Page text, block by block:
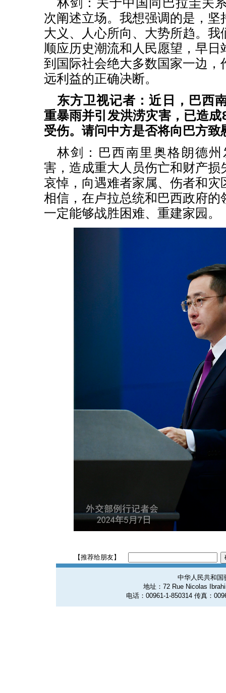
林剑：关于中国同巴拉圭关
次阐述立场。我想强调的是，坚
大义、人心所向、大势所趋。我
顺应历史潮流和人民愿望，早
到国际社会绝大多数国家一边，
远利益的正确决断。
东方卫视记者：近日，巴西
重暴雨并引发洪涝灾害，已造
受伤。请问中方是否将向巴方致
林剑：巴西南里奥格朗德
害，造成重大人员伤亡和财产损
哀悼，向遇难者家属、伤者和灾
相信，在卢拉总统和巴西政府的
一定能够战胜困难、重建家园。
【推荐给朋友】
中华人民共和国
地址：72 Rue Nicolas
电话：00961-1-850314 传真：